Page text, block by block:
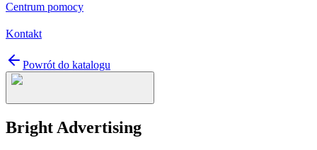
Centrum pomocy
Kontakt
Powrót do katalogu
Bright Advertising